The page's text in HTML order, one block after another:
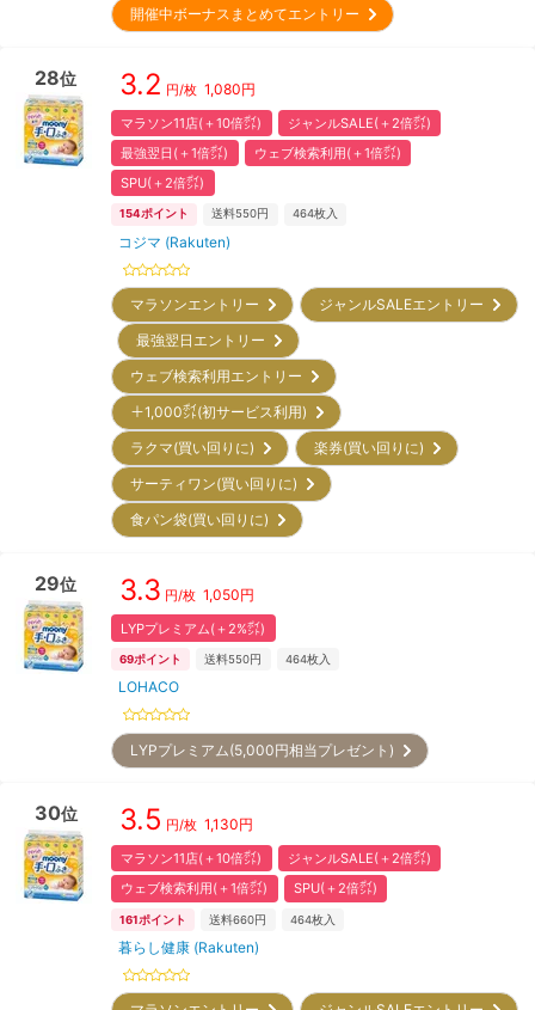
開催中ボーナスまとめてエントリー
28位 3.2 円/枚 1,080円
マラソン11店(＋10倍㌽)
ジャンルSALE(＋2倍㌽)
最強翌日(＋1倍㌽)
ウェブ検索利用(＋1倍㌽)
SPU(＋2倍㌽)
154ポイント 送料550円 464枚入
コジマ (Rakuten)
マラソンエントリー
ジャンルSALEエントリー
最強翌日エントリー
ウェブ検索利用エントリー
＋1,000㌽(初サービス利用)
ラクマ(買い回りに)
楽券(買い回りに)
サーティワン(買い回りに)
食パン袋(買い回りに)
29位 3.3 円/枚 1,050円
LYPプレミアム(＋2%㌽)
69ポイント 送料550円 464枚入
LOHACO
LYPプレミアム(5,000円相当プレゼント)
30位 3.5 円/枚 1,130円
マラソン11店(＋10倍㌽)
ジャンルSALE(＋2倍㌽)
ウェブ検索利用(＋1倍㌽)
SPU(＋2倍㌽)
161ポイント 送料660円 464枚入
暮らし健康 (Rakuten)